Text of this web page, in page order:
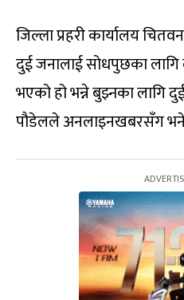
जिल्ला प्रहरी कार्यालय
दुई जनालाई सोधपुछका लागि
भएको हो भन्ने बुझ्नका लागि
पौडेलले अनलाइनखबरसँग